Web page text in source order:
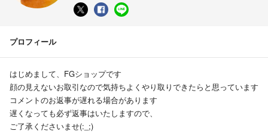
プロフィール
はじめまして、FGショップです
顔の見えないお取引なので気持ちよくやり取りできたらと思っています
コメントのお返事が遅れる場合があります
遅くなっても必ず返事はいたしますので、
ご了承くださいませ(:_;)